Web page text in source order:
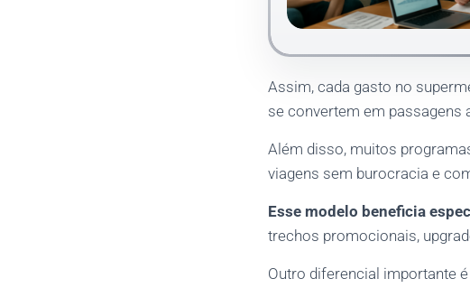
Assim, cada gasto no
se convertem em passagens
Além disso, muitos
viagens sem burocracia e
Esse modelo beneficia
trechos promocionais,
Outro diferencial importante